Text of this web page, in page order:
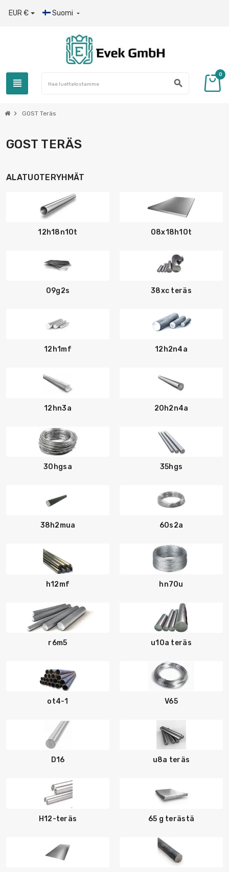
EUR € Suomi 
view_headline search
0
chevron_right GOST Teräs
GOST TERÄS
ALATUOTERYHMÄT
12h18n10t 08x18h10t
09g2s 38xc teräs
12h1mf 12h2n4a
12hn3a 20h2n4a
30hgsa 35hgs
38h2mua 60s2a
h12mf hn70u
r6m5 u10a teräs
ot4-1 V65
D16 u8a teräs
H12-teräs 65 g terästä